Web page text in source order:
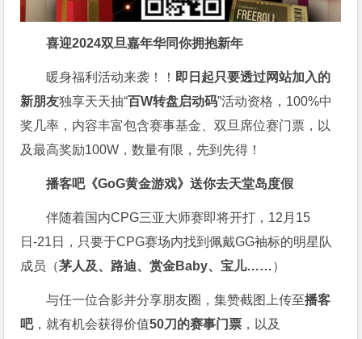
喜迎2024双旦嘉年华同你拥抱新年
暖身福利活动来袭！！ 即日起只要透过网站加入的
新朋友独享天天抽“百W转盘启动码”活动资格，100%中
奖几率，内容丰富包含赛事基金、双旦席位赛门票，以
及最高奖励100W，数量有限，先到先得！
播客吧《GoG黄金游戏》送你去天堂岛度假
伴随着国内CPG三亚大师赛即将开打，12月15
日-21日，只要于CPG赛场内找到佩戴GG袖标的明星队
成员（茅人及、路迪、赏金Baby、宝儿……）
与任一位合影并分享朋友圈，集赞截图上传至播客
吧，就有机会获得价值50刀的赛事门票 ，以及